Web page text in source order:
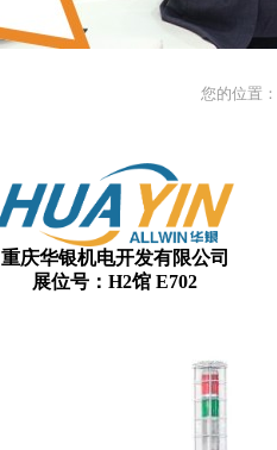
您的位置：
重庆华银机电开发有限公司
展位号：H2馆 E702